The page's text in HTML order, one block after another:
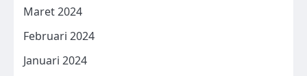
Maret 2024
Februari 2024
Januari 2024